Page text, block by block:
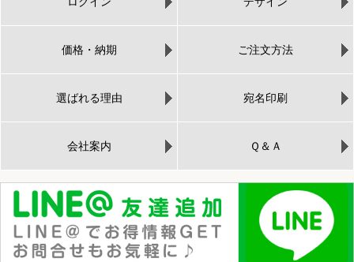
価格・納期 ご注文方法
選ばれる理由 宛名印刷
会社案内 Ｑ＆Ａ